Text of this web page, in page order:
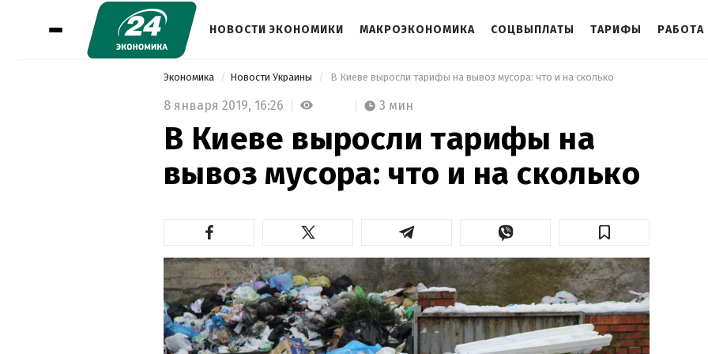
НОВОСТИ ЭКОНОМИКИ МАКРОЭКОНОМИКА СОЦВЫПЛАТЫ ТАРИФЫ РАБОТА
Экономика Новости Украины В Киеве выросли тарифы на вывоз мусора: что и на сколько
8 января 2019, 16:26 3 мин
В Киеве выросли тарифы на
вывоз мусора: что и на сколько